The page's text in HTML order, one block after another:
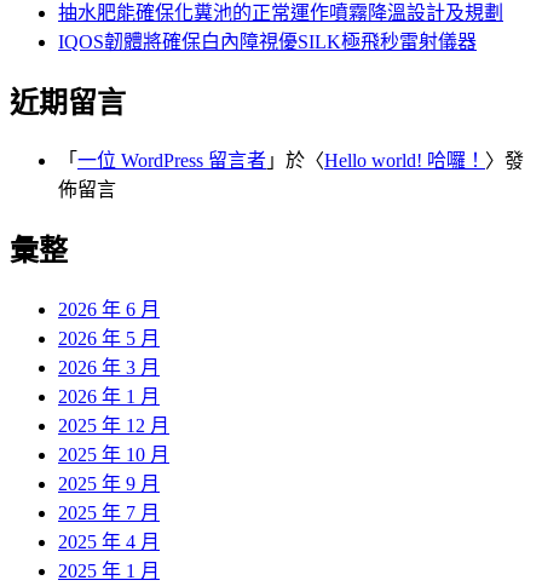
抽水肥能確保化糞池的正常運作噴霧降溫設計及規劃
IQOS韌體將確保白內障視優SILK極飛秒雷射儀器
近期留言
「 一位 WordPress 留言者 」於〈Hello world! 哈囉！ 〉發
佈留言
彙整
2026 年 6 月
2026 年 5 月
2026 年 3 月
2026 年 1 月
2025 年 12 月
2025 年 10 月
2025 年 9 月
2025 年 7 月
2025 年 4 月
2025 年 1 月